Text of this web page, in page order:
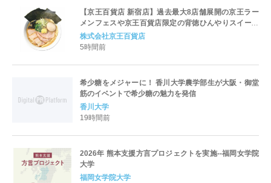
【京王百貨店 新宿店】過去最大8店舗展開の京王ラー
メンフェスや京王百貨店限定の背徳ひんやりスイーツ
など、実演グルメが充実 過去最長21日間、計90店舗
出店の 「大北海道展」
株式会社京王百貨店
5時間前
希少糖をメジャーに！ 香川大学農学部生が大阪・御堂
筋のイベントで希少糖の魅力を発信
香川大学
19時間前
2026年 熊本支援方言プロジェクトを実施--福岡女学院
大学
福岡女学院大学